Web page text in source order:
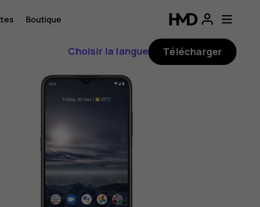
Boutique
Choisir la langue Télécharger